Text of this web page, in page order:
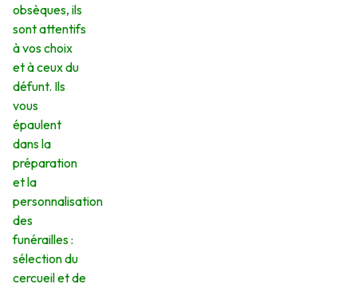
obsèques, ils
sont attentifs
à vos choix
et à ceux du
défunt. Ils
vous
épaulent
dans la
préparation
et la
personnalisation
des
funérailles :
sélection du
cercueil et de